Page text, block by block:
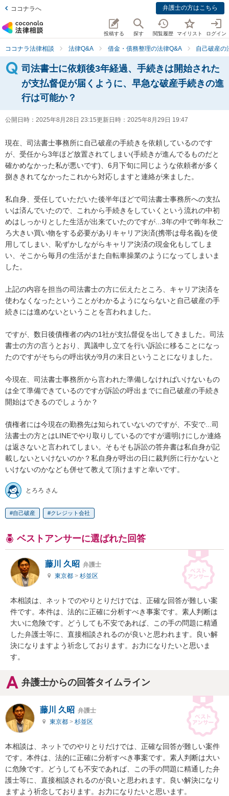
ココナラへ 弁護士の方はこちら
投稿する 探す 閲覧履歴 マイリスト ログイン
ココナラ法律相談 法律Q&A 借金・債務整理の法律Q&A 自己破産の
司法書士に依頼後3年経過、手続きは開始された
が支払督促が届くように、早急な破産手続きの進
行は可能か？
公開日時： 2025年8月28日 23:15更新日時： 2025年8月29日 19:47
現在、司法書士事務所に自己破産の手続きを依頼しているのです
が、受任から3年ほど放置されてしまい(手続きが進んでるものだと
確かめなかった私が悪いです)、6月下旬に同じような依頼者が多く
捌ききれてなかったこれから対応しますと連絡が来ました。
私自身、受任していただいた後半年ほどで司法書士事務所への支払
いは済んでいたので、これから手続きをしていくという流れの中初
めはしっかりとした生活が出来ていたのですが...3年の中で昨年秋ご
ろ大きい買い物をする必要がありキャリア決済(携帯は母名義)を使
用してしまい、恥ずかしながらキャリア決済の現金化もしてしま
い、そこから毎月の生活がまた自転車操業のようになってしまいま
した。
上記の内容を担当の司法書士の方に伝えたところ、キャリア決済を
使わなくなったということがわかるようにならないと自己破産の手
続きには進めないということを言われました。
ですが、数日後債権者の内の1社が支払督促を出してきました。司法
書士の方の言うとおり、異議申し立てを行い訴訟に移ることになっ
たのですがそちらの呼出状が9月の末日ということになりました。
今現在、司法書士事務所から言われた準備しなければいけないもの
は全て準備できているのですが訴訟の呼出までに自己破産の手続き
開始はできるのでしょうか？
債権者には今現在の勤務先は知られていないのですが、不安で...司
法書士の方とはLINEでやり取りしているのですが週明けにしか連絡
は返さないと言われてしまい。そもそも訴訟の答弁書は私自身が記
載しないといけないのか？私自身が呼出の日に裁判所に行かないと
いけないのかなども併せて教えて頂けますと幸いです。
とろろ さん
自己破産 クレジット会社
ベストアンサーに選ばれた回答
藤川 久昭 弁護士
東京都 > 杉並区
本相談は、ネットでのやりとりだけでは、正確な回答が難しい案
件です。本件は、法的に正確に分析すべき事案です。素人判断は
大いに危険です。どうしても不安であれば、この手の問題に精通
した弁護士等に、直接相談されるのが良いと思われます。良い解
決になりますよう祈念しております。お力になりたいと思いま
す。
弁護士からの回答タイムライン
藤川 久昭 弁護士
東京都 > 杉並区
本相談は、ネットでのやりとりだけでは、正確な回答が難しい案件
です。本件は、法的に正確に分析すべき事案です。素人判断は大い
に危険です。どうしても不安であれば、この手の問題に精通した弁
護士等に、直接相談されるのが良いと思われます。良い解決になり
ますよう祈念しております。お力になりたいと思います。